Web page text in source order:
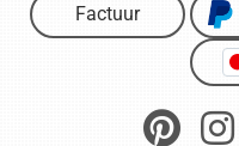
Factuur